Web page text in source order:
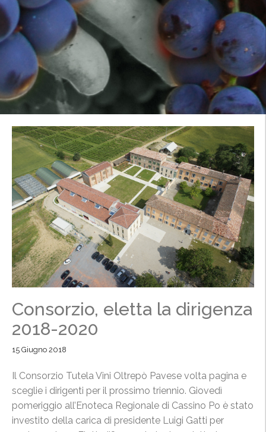
Consorzio, eletta la dirigenza
2018-2020
15 Giugno 2018
Il Consorzio Tutela Vini Oltrepò Pavese volta pagina e
sceglie i dirigenti per il prossimo triennio. Giovedì
pomeriggio all’Enoteca Regionale di Cassino Po è stato
investito della carica di presidente Luigi Gatti per